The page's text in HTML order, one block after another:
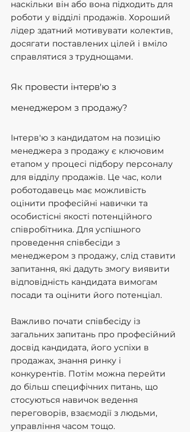
наскільки він або вона підходить для
роботи у відділі продажів. Хороший
лідер здатний мотивувати колектив,
досягати поставлених цілей і вміло
справлятися з труднощами.
Як провести інтерв'ю з
менеджером з продажу?
Інтерв'ю з кандидатом на позицію
менеджера з продажу є ключовим
етапом у процесі підбору персоналу
для відділу продажів. Це час, коли
роботодавець має можливість
оцінити професійні навички та
особистісні якості потенційного
співробітника. Для успішного
проведення співбесіди з
менеджером з продажу, слід ставити
запитання, які дадуть змогу виявити
відповідність кандидата вимогам
посади та оцінити його потенціал.
Важливо почати співбесіду із
загальних запитань про професійний
досвід кандидата, його успіхи в
продажах, знання ринку і
конкурентів. Потім можна перейти
до більш специфічних питань, що
стосуються навичок ведення
переговорів, взаємодії з людьми,
управління часом тощо.